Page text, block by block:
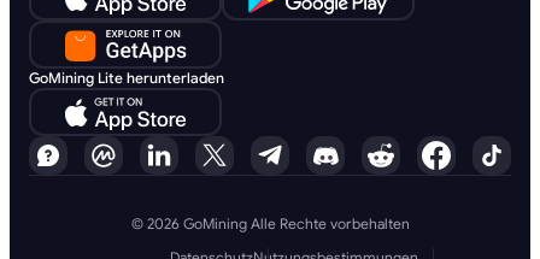
GoMining Lite herunterladen
© 2026 GoMining Alle Rechte vorbehalten